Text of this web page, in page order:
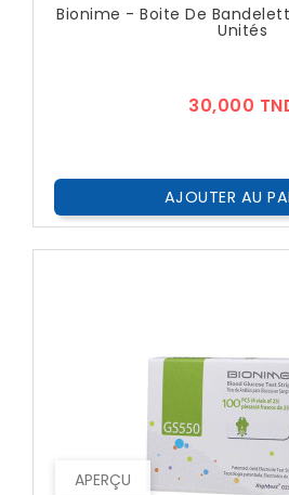
Bionime - Boite De
Unités
30,000
AJOUTER AU
APERÇU